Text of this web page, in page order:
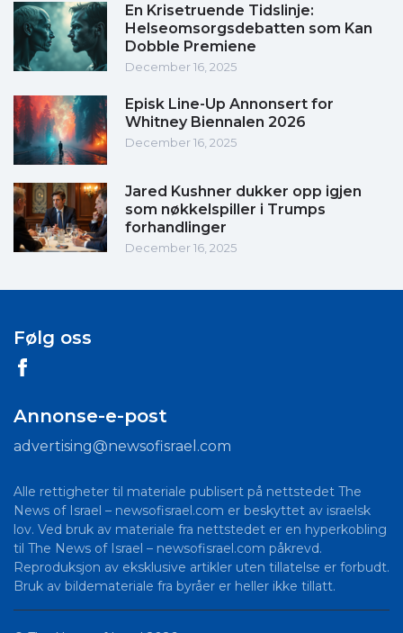
En Krisetruende Tidslinje:
Helseomsorgsdebatten som Kan
Dobble Premiene
December 16, 2025
Episk Line-Up Annonsert for
Whitney Biennalen 2026
December 16, 2025
Jared Kushner dukker opp igjen
som nøkkelspiller i Trumps
forhandlinger
December 16, 2025
Følg oss
Annonse-e-post
advertising@newsofisrael.com
Alle rettigheter til materiale publisert på nettstedet The
News of Israel – newsofisrael.com er beskyttet av israelsk
lov. Ved bruk av materiale fra nettstedet er en hyperkobling
til The News of Israel – newsofisrael.com påkrevd.
Reproduksjon av eksklusive artikler uten tillatelse er forbudt.
Bruk av bildemateriale fra byråer er heller ikke tillatt.